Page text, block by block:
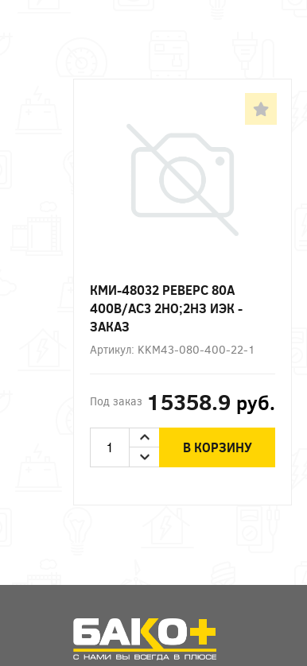
КМИ-48032 РЕВЕРС 80А
400В/АС3 2НО;2НЗ ИЭК -
ЗАКАЗ
Артикул: KKM43-080-400-22-1
Под заказ 15358.9 руб.
В КОРЗИНУ